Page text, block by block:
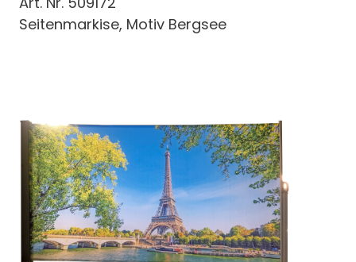
Seitenmarkise, Motiv Bergsee